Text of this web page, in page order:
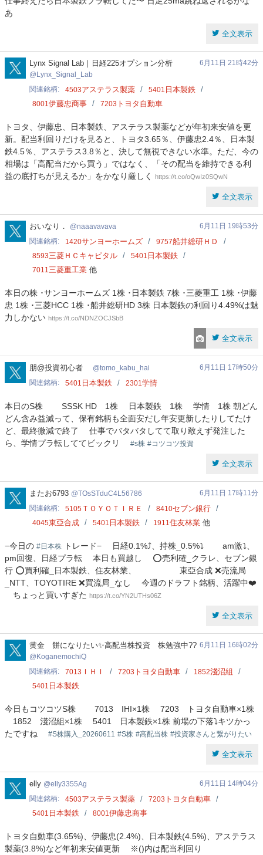
あ
全文表示
Lynx_Signal_Lab
Lynx Signal Lab｜日経225オプション分析
Lynx_Signal_Lab
6月11日 21時42分
関連銘柄 4503アステラス製薬 5401 日本製鉄
8001伊藤忠商事 7203 トヨタ自動車
トヨタ、伊藤忠、日本製鉄、アステラス製薬などが年初来安値を更
新。配当利回りだけを見ると、トヨタ3.65％、伊藤忠2.4％、日本製
鉄4.5％、アステラス3.8％と、決して無視できない水準。ただ、今の
相場は「高配当だから買う」ではなく、「その配当を維持できる利
益の底打ちが見えるか」をかなり厳しく
https://t.co/oQwIz0SQwN
全文表示
naaavavava
おいなり． naaavavava
6月11日 19時53分
関連銘柄
1420サンヨーホームズ 9757船井総研ＨＤ
8593三菱ＨＣキャピタル 5401 日本製鉄
7011三菱重工業 他
本日の株 ･サンヨーホームズ 1株 ･日本製鉄 7株 ･三菱重工 1株 ･伊藤
忠 1株 ･三菱HCC 1株 ･船井総研HD 3株 日本製鉄の利回り4.49%は魅
力しかない https://t.co/NDNZOCJSbB
全文表示
tomo_kabu_hai
朋@投資初心者 tomo_kabu_hai
6月11日 17時50分
関連銘柄
5401 日本製鉄 2301学情
本日のS株 SSSK HD 1株 日本製鉄 1株 学情 1株 朝どん
どん含み益減って、保有銘柄も全面安だし年安更新したりしてたけ
ど、最終微減で終了 仕事でバタバタしてて取り敢えず発注した
ら、学情プラ転しててビックリ #s株 #コツコツ投資
全文表示
TOsSTduC4L56786
またお6793 TOsSTduC4L56786
6月11日 17時11分
関連銘柄
5105 ＴＯＹＯＴＩＲＥ 8410セブン銀行
4045東亞合成 5401 日本製鉄 1911住友林業 他
−今日の #日本株 トレード− 日経0.1%⤴️、持株_0.5%⤵️ am激⤵️、
pm回復、日経プラ転 本日も買越し ⭕️売利確_クラレ、セブン銀
行 ⭕️買利確_日本製鉄、住友林業、 東亞合成 ❌売流局
_NTT、TOYOTIRE ❌買流局_なし 今週のドラフト銘柄、活躍中❤️
ちょっと買いすぎた https://t.co/YN2UTHs06Z
全文表示
KoganemochiQ
黄金 ️餅になりたい✨高配当株投資 株勉強中??
KoganemochiQ
6月11日 16時02分
関連銘柄 7013 ＩＨＩ 7203 トヨタ自動車 1852淺沼組
5401 日本製鉄
今日もコツコツS株 7013 IHI×1株 7203 トヨタ自動車×1株
1852 淺沼組×1株 5401 日本製鉄×1株 前場の下落⤵️キツかっ
たですね #S株購入_20260611 #S株 #高配当株 #投資家さんと繋がりたい
全文表示
elly3355Ag
elly elly3355Ag
6月11日 14時04分
関連銘柄
4503アステラス製薬 7203 トヨタ自動車
5401 日本製鉄 8001伊藤忠商事
トヨタ自動車(3.65%)、伊藤忠(2.4%)、日本製鉄(4.5%)、アステラス
製薬(3.8%)など年初来安値更新 ※()内は配当利回り